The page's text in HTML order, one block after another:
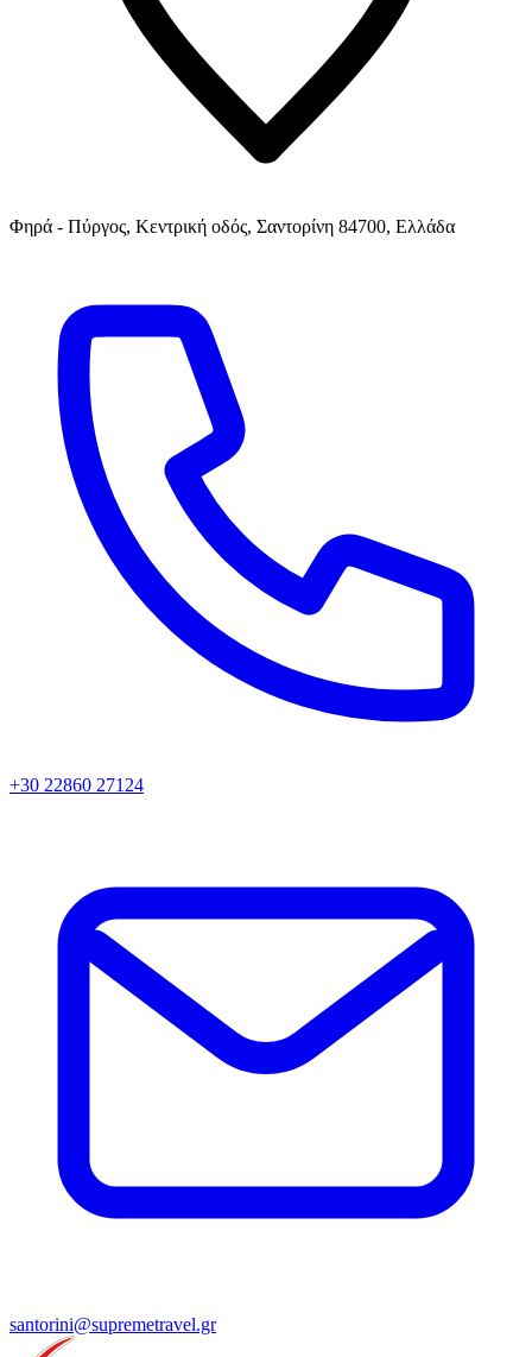
Φηρά - Πύργος, Κεντρική οδός, Σαντορίνη 84700, Ελλάδα
+30 22860 27124
santorini@supremetravel.gr